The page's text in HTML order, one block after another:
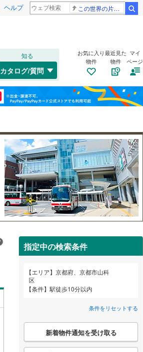
ヘルプ この世界の片隅に
知る
カタログ/質問
お気に入り
物件
最近見た
物件
マイ
ページ
指定中の検索条件
エリア
京都府、京都市山科
区
条件
駅徒歩10分以内
条件をリセットする
こ
検
新着物件通知を受け取る
福島
和歌山
鹿児島 沖縄
条件をリセットする
左京区(41)
下京区(119)
綾部市(0)
亀岡市(0)
長岡京市(5)
乙訓郡大山崎町(1)
相楽郡精華町 0)
条件をリセットする
音羽山等地(3)
四ノ宮岩久保町(1)
椥辻東浦町(3)
西野離宮町(1)
東野門口町(4)
御陵大津畑町(2)
条件をリセットする
関西本線（JR西日本）(
山陰本線(0)
片町線(0)
京福電気鉄道北野線(0)
京阪本線(0)
京阪鴨東線(0)
京都丹後鉄道宮豊線(
条件をリセットする
条件をリセットする
自転車置き場（40）
バイク置き場（17）
防犯カメラ（30）
2階以上
条件をリセットする